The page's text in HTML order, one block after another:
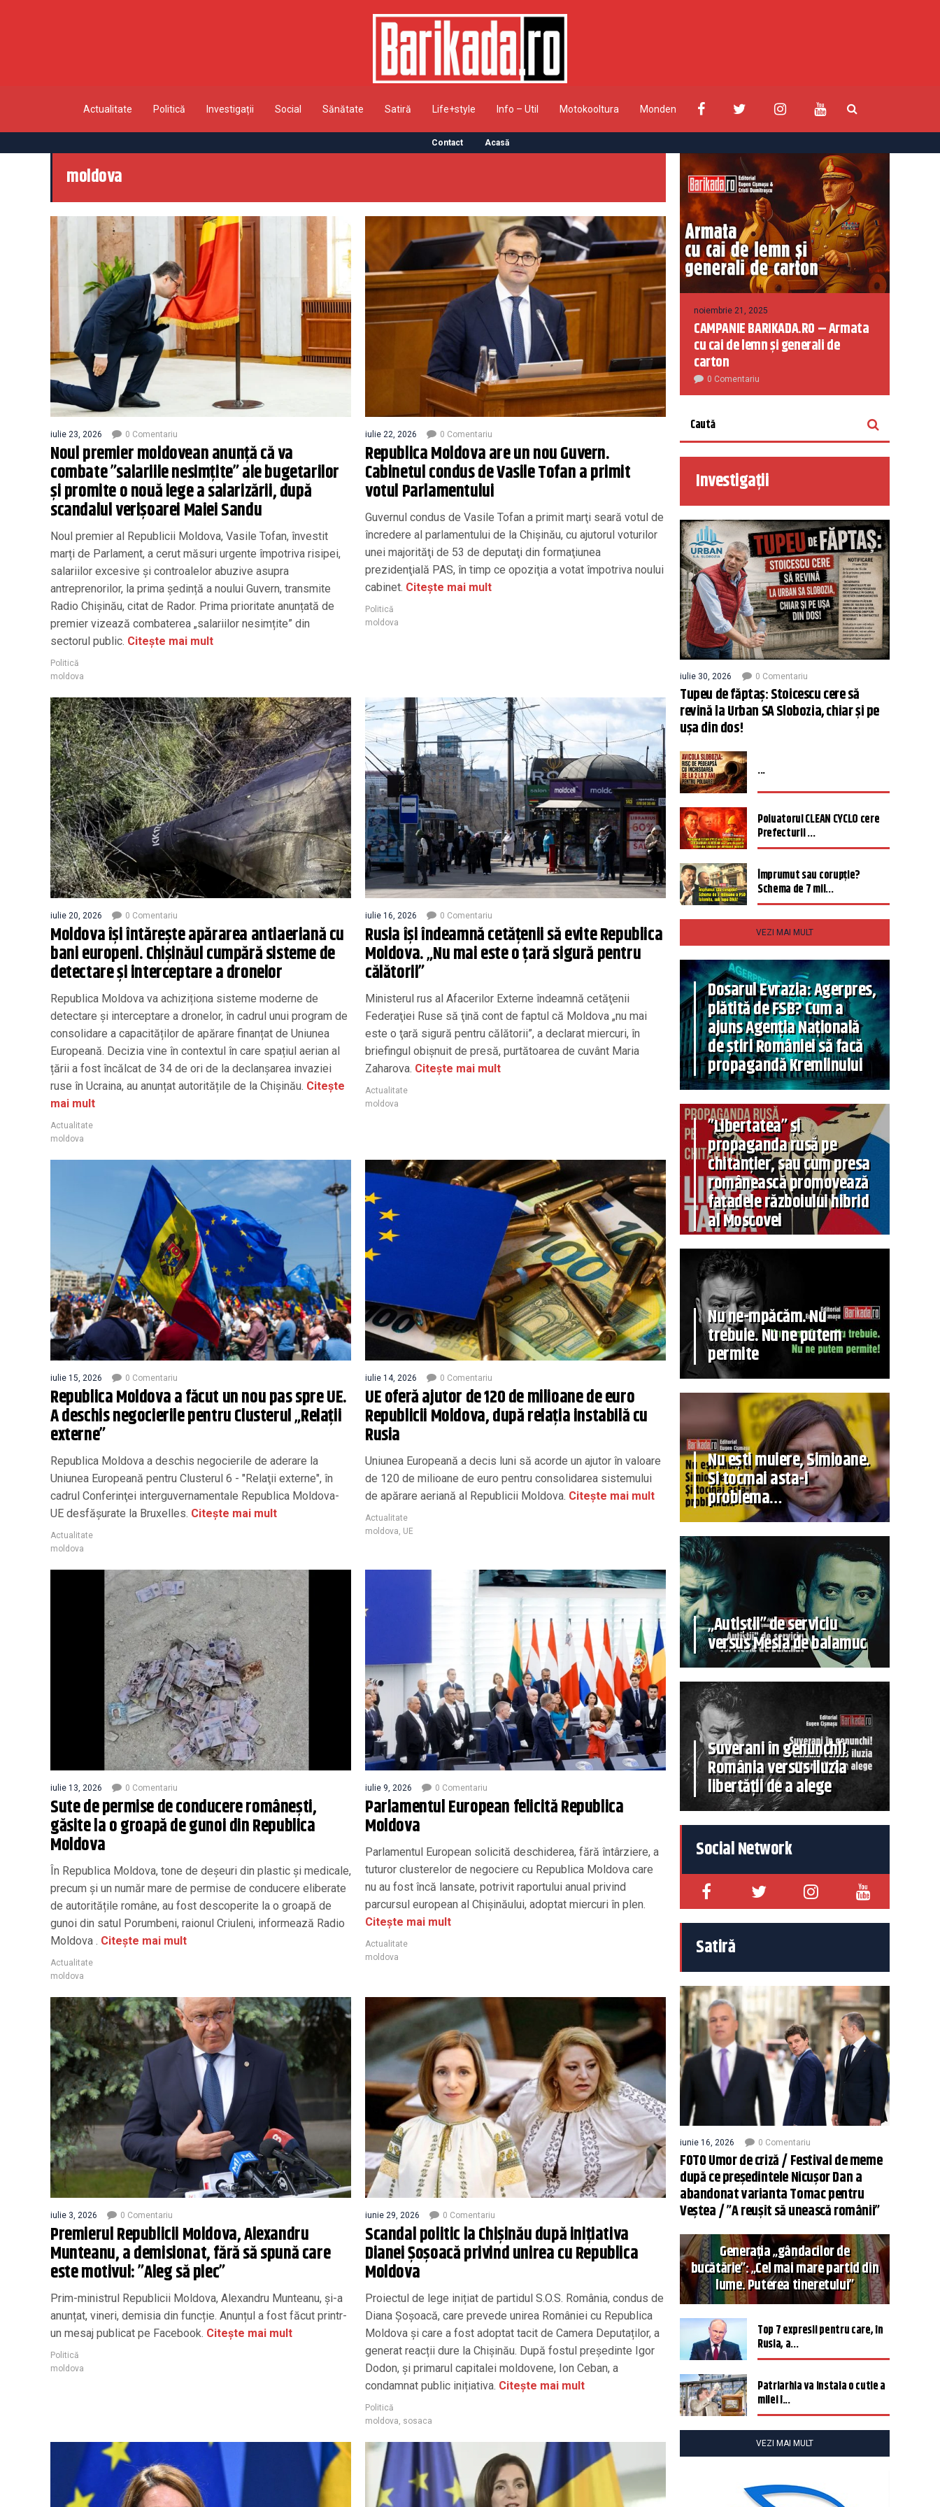
Actualitate Politică Investigații Social Sănătate Satiră Life+style Info – Util Motokooltura Monden
Contact Acasă
moldova
iulie 23, 2026 0 Comentariu
Noul premier moldovean anunță că va
combate ”salariile nesimțite” ale bugetarilor
și promite o nouă lege a salarizării, după
scandalul verișoarei Maiei Sandu
Noul premier al Republicii Moldova, Vasile Tofan, învestit
marți de Parlament, a cerut măsuri urgente împotriva risipei,
salariilor excesive și controalelor abuzive asupra
antreprenorilor, la prima ședință a noului Guvern, transmite
Radio Chișinău, citat de Rador. Prima prioritate anunțată de
premier vizează combaterea „salariilor nesimțite” din
sectorul public. Citește mai mult
Politică
moldova
iulie 22, 2026 0 Comentariu
Republica Moldova are un nou Guvern.
Cabinetul condus de Vasile Tofan a primit
votul Parlamentului
Guvernul condus de Vasile Tofan a primit marţi seară votul de
încredere al parlamentului de la Chişinău, cu ajutorul voturilor
unei majorităţi de 53 de deputaţi din formaţiunea
prezidenţială PAS, în timp ce opoziţia a votat împotriva noului
cabinet. Citește mai mult
Politică
moldova
iulie 20, 2026 0 Comentariu
Moldova își întărește apărarea antiaeriană cu
bani europeni. Chișinăul cumpără sisteme de
detectare și interceptare a dronelor
Republica Moldova va achiziționa sisteme moderne de
detectare și interceptare a dronelor, în cadrul unui program de
consolidare a capacităților de apărare finanțat de Uniunea
Europeană. Decizia vine în contextul în care spațiul aerian al
țării a fost încălcat de 34 de ori de la declanșarea invaziei
ruse în Ucraina, au anunțat autoritățile de la Chișinău. Citește
mai mult
Actualitate
moldova
iulie 16, 2026 0 Comentariu
Rusia își îndeamnă cetățenii să evite Republica
Moldova. „Nu mai este o ţară sigură pentru
călătorii”
Ministerul rus al Afacerilor Externe îndeamnă cetăţenii
Federaţiei Ruse să ţină cont de faptul că Moldova „nu mai
este o ţară sigură pentru călătorii”, a declarat miercuri, în
briefingul obişnuit de presă, purtătoarea de cuvânt Maria
Zaharova. Citește mai mult
Actualitate
moldova
iulie 15, 2026 0 Comentariu
Republica Moldova a făcut un nou pas spre UE.
A deschis negocierile pentru Clusterul „Relații
externe”
Republica Moldova a deschis negocierile de aderare la
Uniunea Europeană pentru Clusterul 6 - "Relaţii externe", în
cadrul Conferinţei interguvernamentale Republica Moldova-
UE desfăşurate la Bruxelles. Citește mai mult
Actualitate
moldova
iulie 14, 2026 0 Comentariu
UE oferă ajutor de 120 de milioane de euro
Republicii Moldova, după relația instabilă cu
Rusia
Uniunea Europeană a decis luni să acorde un ajutor în valoare
de 120 de milioane de euro pentru consolidarea sistemului
de apărare aeriană al Republicii Moldova. Citește mai mult
Actualitate
moldova UE
iulie 13, 2026 0 Comentariu
Sute de permise de conducere românești,
găsite la o groapă de gunoi din Republica
Moldova
În Republica Moldova, tone de deșeuri din plastic și medicale,
precum și un număr mare de permise de conducere eliberate
de autoritățile române, au fost descoperite la o groapă de
gunoi din satul Porumbeni, raionul Criuleni, informează Radio
Moldova . Citește mai mult
Actualitate
moldova
iulie 9, 2026 0 Comentariu
Parlamentul European felicită Republica
Moldova
Parlamentul European solicită deschiderea, fără întârziere, a
tuturor clusterelor de negociere cu Republica Moldova care
nu au fost încă lansate, potrivit raportului anual privind
parcursul european al Chișinăului, adoptat miercuri în plen.
Citește mai mult
Actualitate
moldova
iulie 3, 2026 0 Comentariu
Premierul Republicii Moldova, Alexandru
Munteanu, a demisionat, fără să spună care
este motivul: ”Aleg să plec”
Prim-ministrul Republicii Moldova, Alexandru Munteanu, și-a
anunțat, vineri, demisia din funcție. Anunțul a fost făcut printr-
un mesaj publicat pe Facebook. Citește mai mult
Politică
moldova
iunie 29, 2026 0 Comentariu
Scandal politic la Chișinău după inițiativa
Dianei Șoșoacă privind unirea cu Republica
Moldova
Proiectul de lege inițiat de partidul S.O.S. România, condus de
Diana Șoșoacă, care prevede unirea României cu Republica
Moldova și care a fost adoptat tacit de Camera Deputaților, a
generat reacții dure la Chișinău. După fostul președinte Igor
Dodon, și primarul capitalei moldovene, Ion Ceban, a
condamnat public inițiativa. Citește mai mult
Politică
moldova sosaca
noiembrie 21, 2025
CAMPANIE BARIKADA.RO – Armata
cu cai de lemn și generali de
carton
0 Comentariu
Investigații
iulie 30, 2026 0 Comentariu
Tupeu de făptaș: Stoicescu cere să
revină la Urban SA Slobozia, chiar și pe
ușa din dos!
...
Poluatorul CLEAN CYCLO cere
Prefecturii ...
Împrumut sau corupție?
Schema de 7 mil...
VEZI MAI MULT
Dosarul Evrazia: Agerpres,
plătită de FSB? Cum a
ajuns Agenția Națională
de știri României să facă
propagandă Kremlinului
”Libertatea” și
propaganda rusă pe
chitanțier, sau cum presa
românească promovează
fațadele războiului hibrid
al Moscovei
Nu ne-mpăcăm. Nu
trebuie. Nu ne putem
permite
Nu ești muiere, Simioane.
Și tocmai asta-i
problema…
„Autiștii” de serviciu
versus Mesia de balamuc
Suverani în genunchi!
România versus iluzia
libertății de a alege
Social Network
Satiră
iunie 16, 2026 0 Comentariu
FOTO Umor de criză / Festival de meme
după ce președintele Nicușor Dan a
abandonat varianta Tomac pentru
Veștea / ”A reușit să unească românii”
Generația „gândacilor de
bucătărie”: „Cel mai mare partid din
lume. Puterea tineretului”
Top 7 expresii pentru care, în
Rusia, a...
Patriarhia va instala o cutie a
milei î...
VEZI MAI MULT